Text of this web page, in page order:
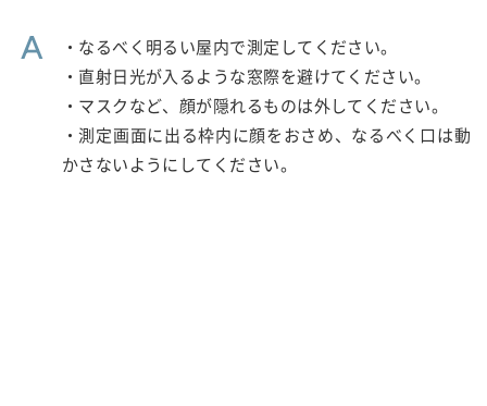
A
・なるべく明るい屋内で測定してください。
・直射日光が入るような窓際を避けてください。
・マスクなど、顔が隠れるものは外してください。
・測定画面に出る枠内に顔をおさめ、なるべく口は動
かさないようにしてください。